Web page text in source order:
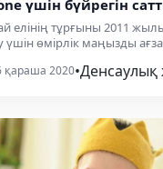
үшін бүйрегін
елінің тұрғыны 2011
үшін өмірлік маңызды
қараша 2020•Денсаулық